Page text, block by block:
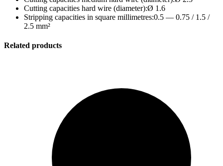
Cutting capacities hard wire (diameter):Ø 1.6
Stripping capacities in square millimetres:0.5 — 0.75 / 1.5 /
2.5 mm²
Related products